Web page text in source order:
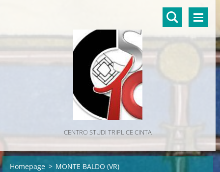
CENTRO STUDI TRIPLICE CINTA
Homepage > MONTE BALDO (VR)